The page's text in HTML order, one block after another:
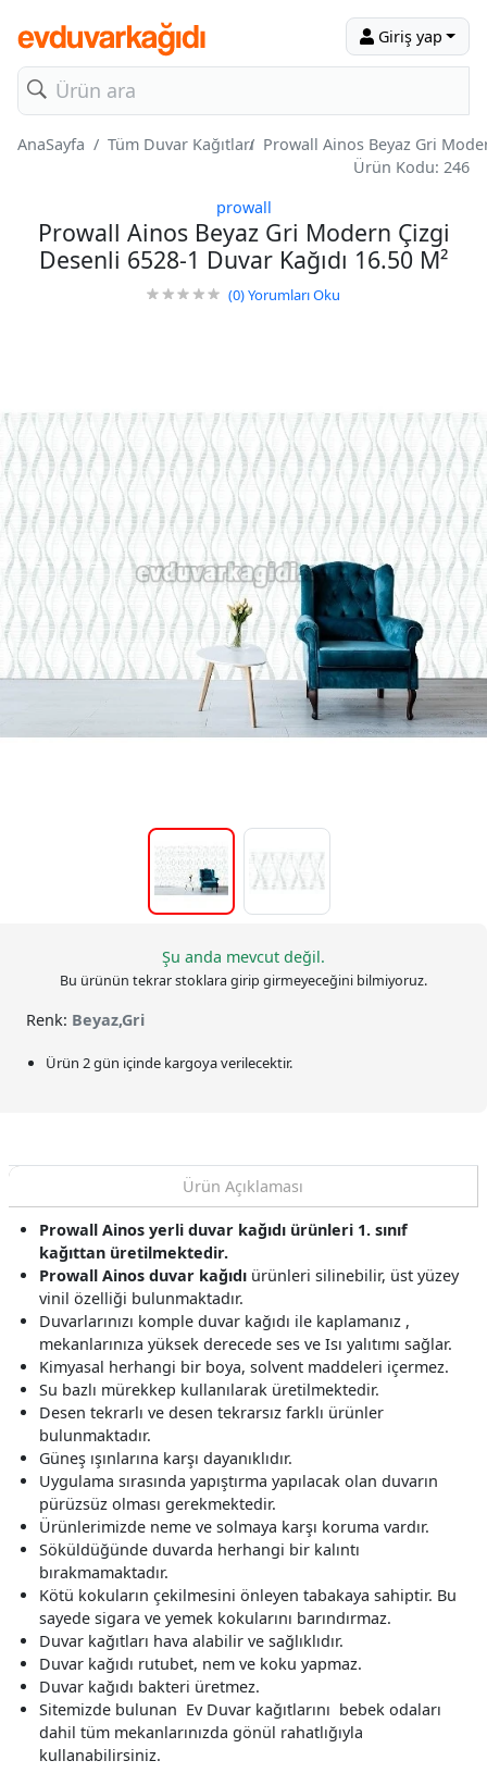
Giriş yap
AnaSayfa Tüm Duvar Kağıtları Prowall Ainos Beyaz Gri
Ürün Kodu: 246
prowall
Prowall Ainos Beyaz Gri Modern Çizgi
Desenli 6528-1 Duvar Kağıdı 16.50 M²
(0)Yorumları Oku
Şu anda mevcut değil.
Bu ürünün tekrar stoklara girip girmeyeceğini bilmiyoruz.
Renk: Beyaz,Gri
Ürün 2 gün içinde kargoya verilecektir.
Ürün Açıklaması
Prowall Ainos yerli duvar kağıdı ürünleri 1. sınıf
kağıttan üretilmektedir.
Prowall Ainos duvar kağıdı ürünleri silinebilir, üst yüzey
vinil özelliği bulunmaktadır.
Duvarlarınızı komple duvar kağıdı ile kaplamanız ,
mekanlarınıza yüksek derecede ses ve Isı yalıtımı sağlar.
Kimyasal herhangi bir boya, solvent maddeleri içermez.
Su bazlı mürekkep kullanılarak üretilmektedir.
Desen tekrarlı ve desen tekrarsız farklı ürünler
bulunmaktadır.
Güneş ışınlarına karşı dayanıklıdır.
Uygulama sırasında yapıştırma yapılacak olan duvarın
pürüzsüz olması gerekmektedir.
Ürünlerimizde neme ve solmaya karşı koruma vardır.
Söküldüğünde duvarda herhangi bir kalıntı
bırakmamaktadır.
Kötü kokuların çekilmesini önleyen tabakaya sahiptir. Bu
sayede sigara ve yemek kokularını barındırmaz.
Duvar kağıtları hava alabilir ve sağlıklıdır.
Duvar kağıdı rutubet, nem ve koku yapmaz.
Duvar kağıdı bakteri üretmez.
Sitemizde bulunan Ev Duvar kağıtlarını bebek odaları
dahil tüm mekanlarınızda gönül rahatlığıyla
kullanabilirsiniz.